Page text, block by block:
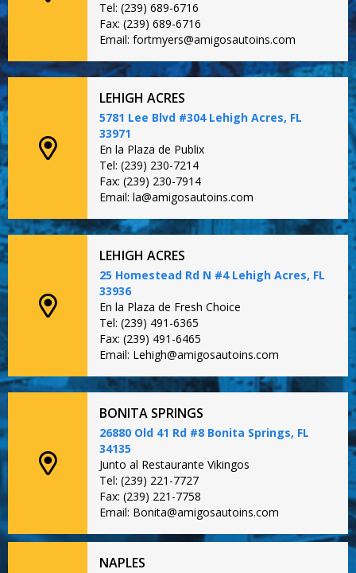
Tel: (239) 689-6716
Fax: (239) 689-6716
Email: fortmyers@amigosautoins.com
LEHIGH ACRES
5781 Lee Blvd #304 Lehigh Acres, FL
33971
En la Plaza de Publix
Tel: (239) 230-7214
Fax: (239) 230-7914
Email: la@amigosautoins.com
LEHIGH ACRES
25 Homestead Rd N #4 Lehigh Acres, FL
33936
En la Plaza de Fresh Choice
Tel: (239) 491-6365
Fax: (239) 491-6465
Email: Lehigh@amigosautoins.com
BONITA SPRINGS
26880 Old 41 Rd #8 Bonita Springs, FL
34135
Junto al Restaurante Vikingos
Tel: (239) 221-7727
Fax: (239) 221-7758
Email: Bonita@amigosautoins.com
NAPLES